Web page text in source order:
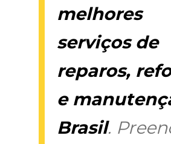
melhores
serviços de
reparos,
e
Brasil.